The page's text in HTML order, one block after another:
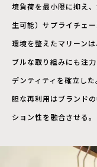
境負荷を最小限に抑え
生可能）サプライチェ
環境を整えたマリーン
ブルな取り組みにも注
デンティティを確立し
胆な再利用はブランド
ション性を融合させる。